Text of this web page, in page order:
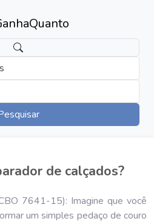
de calçados?
7641-15): Imagine que você
um simples pedaço de couro